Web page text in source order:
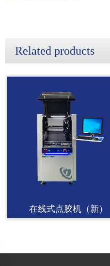
Related products
在线式点胶机（新）